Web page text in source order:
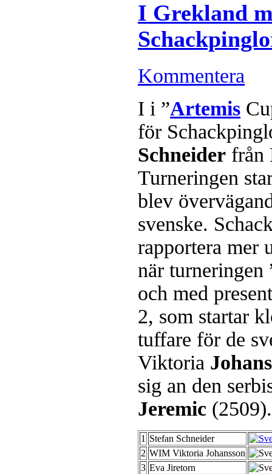
I Grekland
Kommentera
I i ”Artemis
för
Schneider från
Turneringen
blev
svenske.
rapportera mer
när turneringen
och med
2, som startar
tuffare för de
Viktoria
sig an den
Jeremic (2509).
1 Stefan Schneider
2 WIM Viktoria Johansson
3 Eva Jiretorn